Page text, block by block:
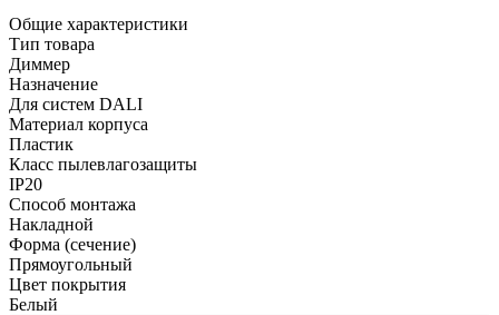
Общие характеристики
Тип товара
Диммер
Назначение
Для систем DALI
Материал корпуса
Пластик
Класс пылевлагозащиты
IP20
Способ монтажа
Накладной
Форма (сечение)
Прямоугольный
Цвет покрытия
Белый